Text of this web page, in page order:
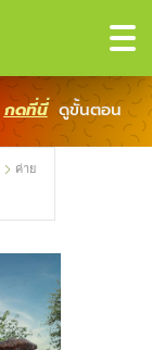
กดที่นี่ ดูขั้นตอน
ค่าย